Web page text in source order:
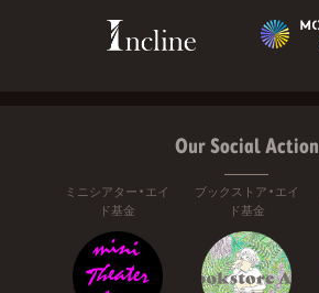
Our Social Action
ミニシアター・エイ
ド基金
ブックストア・エイ
ド基金